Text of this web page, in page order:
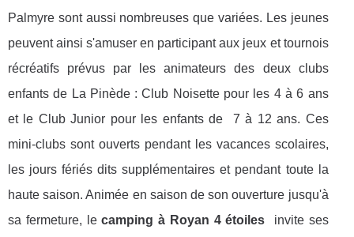
Palmyre sont aussi nombreuses que variées. Les jeunes
peuvent ainsi s'amuser en participant aux jeux et tournois
récréatifs prévus par les animateurs des deux clubs
enfants de La Pinède : Club Noisette pour les 4 à 6 ans
et le Club Junior pour les enfants de 7 à 12 ans. Ces
mini-clubs sont ouverts pendant les vacances scolaires,
les jours fériés dits supplémentaires et pendant toute la
haute saison. Animée en saison de son ouverture jusqu'à
sa fermeture, lecamping à Royan 4 étoiles invite ses